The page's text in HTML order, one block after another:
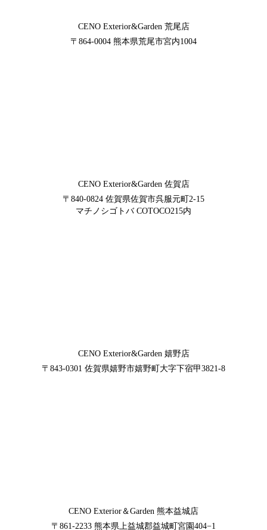
CENO Exterior&Garden荒尾店
〒864-0004 熊本県荒尾市宮内1004
CENO Exterior&Garden佐賀店
〒840-0824 佐賀県佐賀市呉服元町2-15
マチノシゴトバ COTOCO215内
CENO Exterior&Garden嬉野店
〒843-0301 佐賀県嬉野市嬉野町大字下宿甲3821-8
CENO Exterior＆Garden 熊本益城店
〒861-2233 熊本県上益城郡益城町宮園404−1